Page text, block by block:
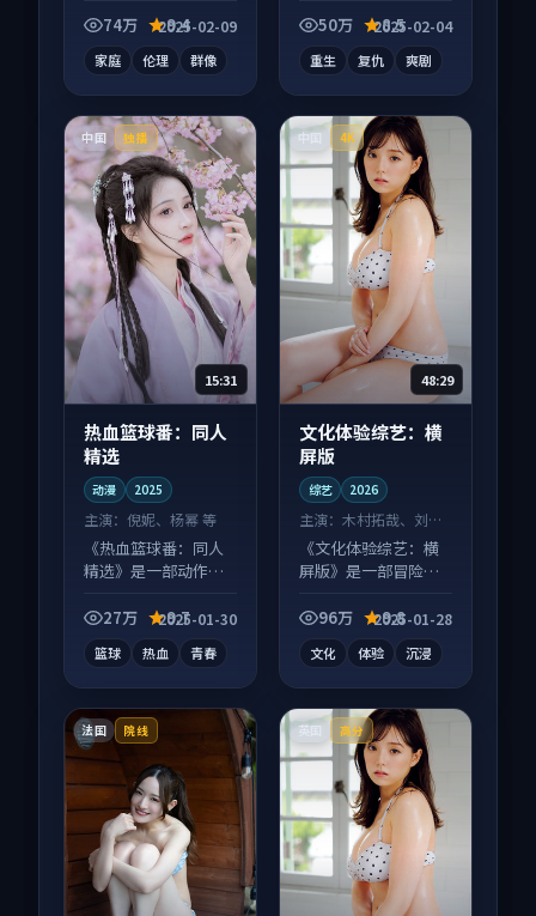
事并行，细节值得二
74万 9.4
2025-02-09
家庭 伦理 群像
续发酵，适合周末一
50万 8.5
2025-02-04
重生 复仇 爽剧
中国 独播
15:31
热血篮球番：同人
精选
动漫 2025
主演： 倪妮、杨幂 等
《热血篮球番：同人
精选》是一部动作向
长为内核，情感戏份
27万 9.7
2025-01-30
篮球 热血 青春
中国 4K
48:29
文化体验综艺：横
屏版
综艺 2026
主演：木村拓哉、刘亦
菲 等
《文化体验综艺：横
屏版》是一部冒险向
别错过，字幕区常有
96万 9.8
2025-01-28
文化 体验 沉浸
法国 院线 英国 高分